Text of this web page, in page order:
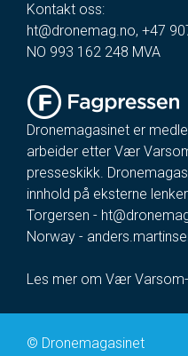
Kontakt oss:
ht@dronemag.no, +47
NO 993 162 248 MVA
Dronemagasinet er
arbeider etter Vær
presseskikk.
innhold på eksterne
Torgersen -
Norway -
Les mer om Vær
© Dronemagasinet